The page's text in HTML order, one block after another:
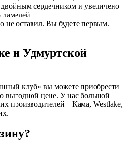
сердечником и увеличено
ламелей.
не оставил. Вы будете первым.
и Удмуртской
клуб» вы можете приобрести
выгодной цене. У нас большой
производителей – Кама, Westlake,